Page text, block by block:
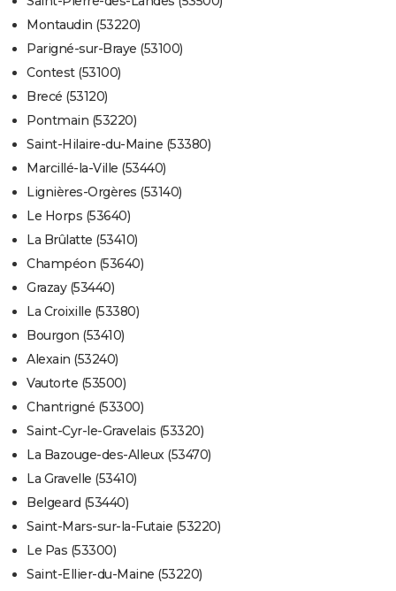
Montaudin (53220)
Parigné-sur-Braye (53100)
Contest (53100)
Brecé (53120)
Pontmain (53220)
Saint-Hilaire-du-Maine (53380)
Marcillé-la-Ville (53440)
Lignières-Orgères (53140)
Le Horps (53640)
La Brûlatte (53410)
Champéon (53640)
Grazay (53440)
La Croixille (53380)
Bourgon (53410)
Alexain (53240)
Vautorte (53500)
Chantrigné (53300)
Saint-Cyr-le-Gravelais (53320)
La Bazouge-des-Alleux (53470)
La Gravelle (53410)
Belgeard (53440)
Saint-Mars-sur-la-Futaie (53220)
Le Pas (53300)
Saint-Ellier-du-Maine (53220)